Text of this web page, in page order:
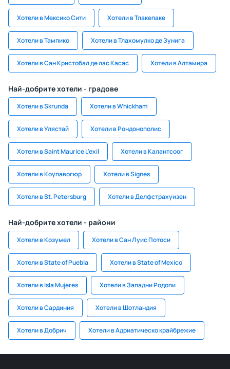
Хотели в Мексико Сити Хотели в Тлакепаке
Хотели в Тампико Хотели в Тлахомулко де Зунига
Хотели в Сан Кристобал де лас Касас Хотели в Алтамира
Най-добрите хотели - градове
Хотели в Skrunda Хотели в Whickham
Хотели в Улястай Хотели в Рондонополис
Хотели в Saint Maurice L'exil Хотели в Калантсоог
Хотели в Коупавогюр Хотели в Signes
Хотели в St. Petersburg Хотели в Делфстрахуизен
Най-добрите хотели - райони
Хотели в Козумел Хотели в Сан Луис Потоси
Хотели в State of Puebla Хотели в State of Mexico
Хотели в Isla Mujeres Хотели в Западни Родопи
Хотели в Сардиния Хотели в Шотландия
Хотели в Добрич Хотели в Адриатическо крайбрежие